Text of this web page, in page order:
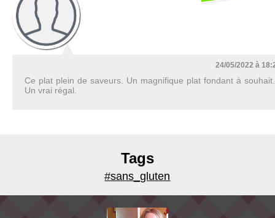
24/05/2022 à
Ce plat plein de saveurs. Un magnifique plat fondant à souhait.
Un vrai régal.
Tags
#sans_gluten